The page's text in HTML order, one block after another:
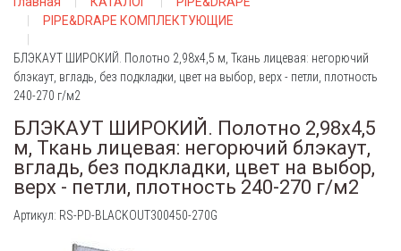
PIPE&DRAPE КОМПЛЕКТУЮЩИЕ
БЛЭКАУТ ШИРОКИЙ. Полотно 2,98х4,5 м, Ткань лицевая: негорючий
блэкаут, вгладь, без подкладки, цвет на выбор, верх - петли, плотность
240-270 г/м2
БЛЭКАУТ ШИРОКИЙ. Полотно 2,98х4,5
м, Ткань лицевая: негорючий блэкаут,
вгладь, без подкладки, цвет на выбор,
верх - петли, плотность 240-270 г/м2
Артикул: RS-PD-BLACKOUT300450-270G